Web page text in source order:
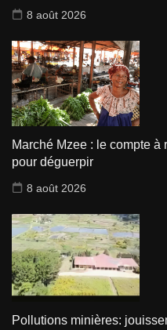
8 août 2026
Marché Mzee : le compte à
pour déguerpir
8 août 2026
Pollutions minières: